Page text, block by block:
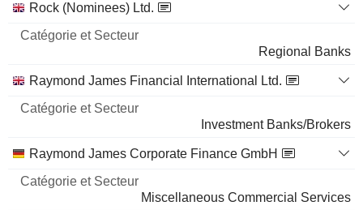
Nom
Catégorie
Secteur
Rock (Nominees) Ltd.
Regional Banks
Raymond James Financial International Ltd.
Investment Banks/Brokers
Raymond James Corporate Finance GmbH
Miscellaneous Commercial Services